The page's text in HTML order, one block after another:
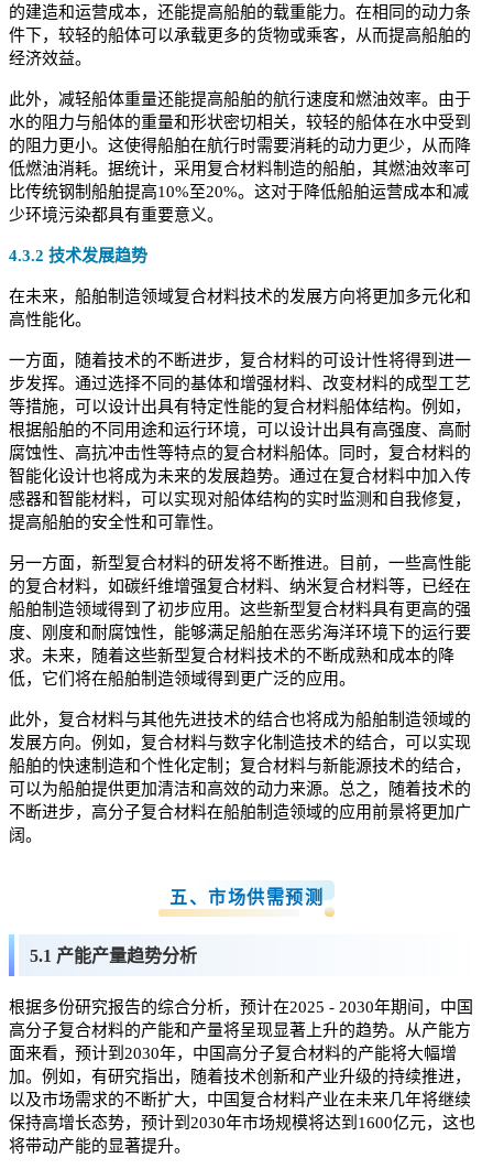
的建造和运营成本，还能提高船舶的载重能力。在相同的动力条
件下，较轻的船体可以承载更多的货物或乘客，从而提高船舶的
经济效益。
此外，减轻船体重量还能提高船舶的航行速度和燃油效率。由于
水的阻力与船体的重量和形状密切相关，较轻的船体在水中受到
的阻力更小。这使得船舶在航行时需要消耗的动力更少，从而降
低燃油消耗。据统计，采用复合材料制造的船舶，其燃油效率可
比传统钢制船舶提高10%至20%。这对于降低船舶运营成本和减
少环境污染都具有重要意义。
4.3.2 技术发展趋势
在未来，船舶制造领域复合材料技术的发展方向将更加多元化和
高性能化。
一方面，随着技术的不断进步，复合材料的可设计性将得到进一
步发挥。通过选择不同的基体和增强材料、改变材料的成型工艺
等措施，可以设计出具有特定性能的复合材料船体结构。例如，
根据船舶的不同用途和运行环境，可以设计出具有高强度、高耐
腐蚀性、高抗冲击性等特点的复合材料船体。同时，复合材料的
智能化设计也将成为未来的发展趋势。通过在复合材料中加入传
感器和智能材料，可以实现对船体结构的实时监测和自我修复，
提高船舶的安全性和可靠性。
另一方面，新型复合材料的研发将不断推进。目前，一些高性能
的复合材料，如碳纤维增强复合材料、纳米复合材料等，已经在
船舶制造领域得到了初步应用。这些新型复合材料具有更高的强
度、刚度和耐腐蚀性，能够满足船舶在恶劣海洋环境下的运行要
求。未来，随着这些新型复合材料技术的不断成熟和成本的降
低，它们将在船舶制造领域得到更广泛的应用。
此外，复合材料与其他先进技术的结合也将成为船舶制造领域的
发展方向。例如，复合材料与数字化制造技术的结合，可以实现
船舶的快速制造和个性化定制；复合材料与新能源技术的结合，
可以为船舶提供更加清洁和高效的动力来源。总之，随着技术的
不断进步，高分子复合材料在船舶制造领域的应用前景将更加广
阔。
五、市场供需预测
5.1 产能产量趋势分析
根据多份研究报告的综合分析，预计在2025 - 2030年期间，中国
高分子复合材料的产能和产量将呈现显著上升的趋势。从产能方
面来看，预计到2030年，中国高分子复合材料的产能将大幅增
加。例如，有研究指出，随着技术创新和产业升级的持续推进，
以及市场需求的不断扩大，中国复合材料产业在未来几年将继续
保持高增长态势，预计到2030年市场规模将达到1600亿元，这也
将带动产能的显著提升。